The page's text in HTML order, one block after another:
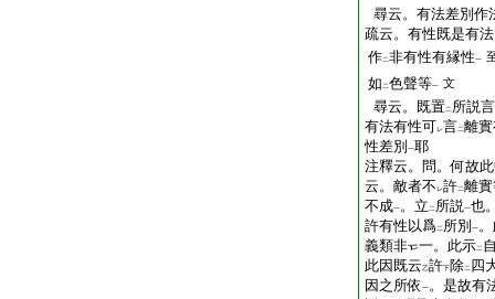
尋云。有法差別作
疏云。有性既是有
作二非有性有縁性一
如 二色聲等一 文
尋云。既置二 所説言
有法有性可レ言二離
性差別 一耶
注釋云。問。何故
云。敵者不 レ許二離
不成一。立 二 所説一也
許有性以爲二 所別 一
義類非
一。此示二
此因既云乙許下除二 四
因之所依 一。是故有